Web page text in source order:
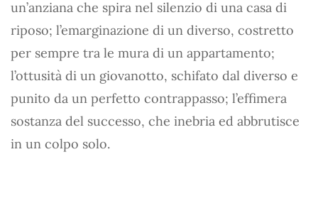
un’anziana che spira nel silenzio di una casa di
riposo; l’emarginazione di un diverso, costretto
per sempre tra le mura di un appartamento;
l’ottusità di un giovanotto, schifato dal diverso e
punito da un perfetto contrappasso; l’effimera
sostanza del successo, che inebria ed abbrutisce
in un colpo solo.